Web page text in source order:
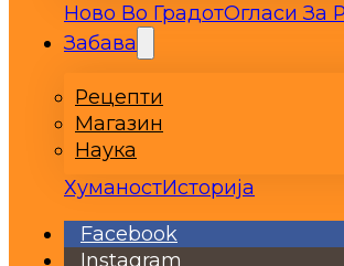
Ново Во ГрадотОгласи За
Забава
Рецепти
Магазин
Наука
ХуманостИсторија
Facebook
Instagram